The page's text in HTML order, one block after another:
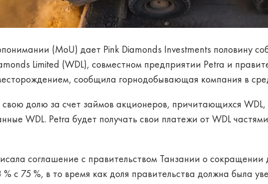
(MoU) дает Pink Diamonds Investments половину
Limited (WDL), совместном предприятии Petra и
сообщила горнодобывающая компания в
свою долю за счет займов акционеров, причитающихся WDL,
WDL. Petra будет получать свои платежи от WDL
соглашение с правительством Танзании о
с 75 %, в то время как доля правительства должна была